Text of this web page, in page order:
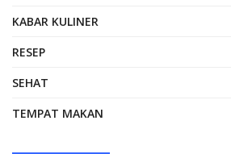
KABAR KULINER
RESEP
SEHAT
TEMPAT MAKAN